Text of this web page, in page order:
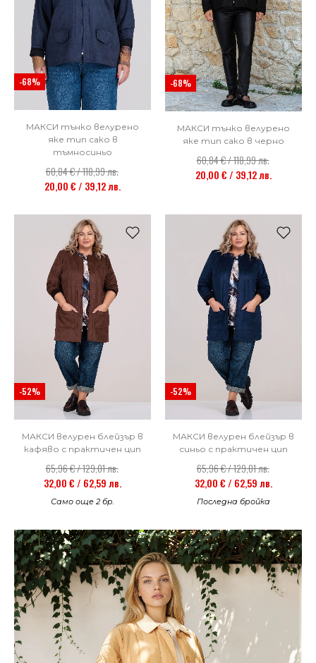
-68%
МАКСИ тънко велурено
яке тип сако в
тъмносиньо
60,84 € / 118,99 лв.
20,00 € / 39,12 лв.
-68%
МАКСИ тънко велурено
яке тип сако в черно
60,84 € / 118,99 лв.
20,00 € / 39,12 лв.
-52%
МАКСИ велурен блейзър в
кафяво с практичен цип
65,96 € / 129,01 лв.
32,00 € / 62,59 лв.
Само още 2 бр.
-52%
МАКСИ велурен блейзър в
синьо с практичен цип
65,96 € / 129,01 лв.
32,00 € / 62,59 лв.
Последна бройка